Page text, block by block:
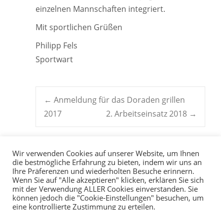
einzelnen Mannschaften integriert.
Mit sportlichen Grüßen
Philipp Fels
Sportwart
Post
navigation
← Anmeldung für das Doraden grillen
2017
2. Arbeitseinsatz 2018 →
Wir verwenden Cookies auf unserer Website, um Ihnen
die bestmögliche Erfahrung zu bieten, indem wir uns an
Ihre Präferenzen und wiederholten Besuche erinnern.
Wenn Sie auf "Alle akzeptieren" klicken, erklären Sie sich
mit der Verwendung ALLER Cookies einverstanden. Sie
können jedoch die "Cookie-Einstellungen" besuchen, um
eine kontrollierte Zustimmung zu erteilen.